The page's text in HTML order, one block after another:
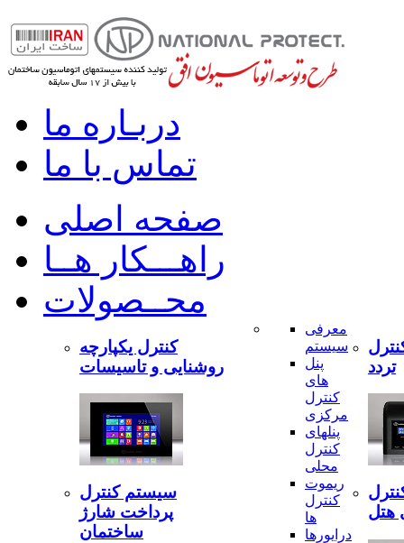
دربـاره ما
تماس با ما
صفحه اصلی
راهـــکار هــا
محــصولات
کنترل یکپارچه
روشنایی و تاسیسات
سیستم کنترل
پرداخت شارژ
ساختمان
معرفی
سیستم
پنل
های
کنترل
مرکزی
پنلهای
کنترل
محلی
ریموت
کنترل
ها
درایورها
تردد
هتل